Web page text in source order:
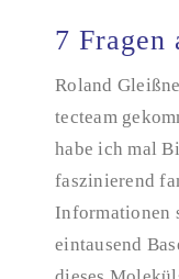
7 Fragen
Roland
tecteam
habe ich mal
faszinierend
Informationen
eintausend